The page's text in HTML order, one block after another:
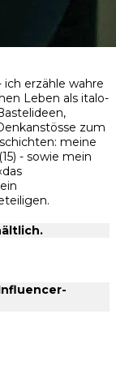
erzähle wahre
Leben als italo-
zum
meine
- sowie mein